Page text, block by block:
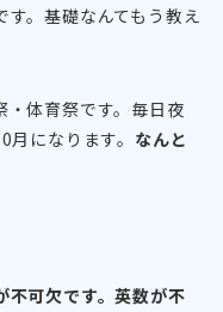
。基礎なんてもう教え
体育祭です。毎日夜
になります。 なんと
不可欠です。英数が不